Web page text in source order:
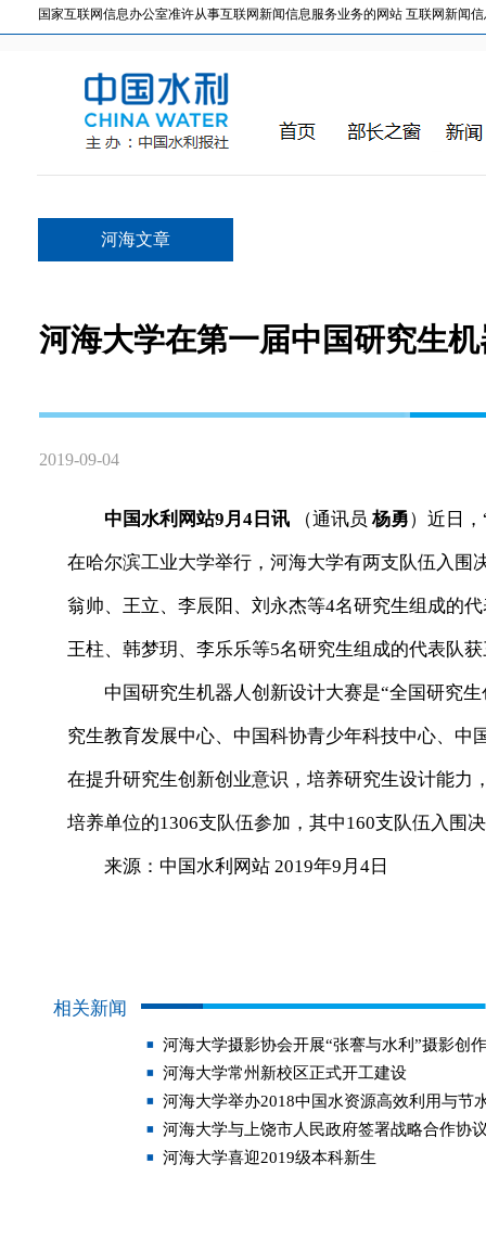
国家互联网信息办公室准许从事互联网新闻信息服务业务的网站 互联网新闻信
河海文章
河海大学在第一届中国研究生
2019-09-04
中国水利网站9月4日讯 （通讯员杨勇）近日
在哈尔滨工业大学举行，河海大学有两支队伍入
翁帅、王立、李辰阳、刘永杰等4名研究生组成的
王柱、韩梦玥、李乐乐等5名研究生组成的代表队
中国研究生机器人创新设计大赛是“全国研究生
究生教育发展中心、中国科协青少年科技中心、
在提升研究生创新创业意识，培养研究生设计能力
培养单位的1306支队伍参加，其中160支队伍入围
来源：中国水利网站 2019年9月4日
相关新闻
河海大学摄影协会开展“张謇与水利”摄影创
河海大学常州新校区正式开工建设
河海大学举办2018中国水资源高效利用与节
河海大学与上饶市人民政府签署战略合作协
河海大学喜迎2019级本科新生